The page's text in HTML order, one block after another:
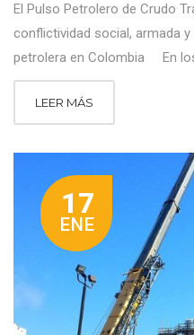
El Pulso Petrolero de Crudo
conflictividad social, armada
petrolera en Colombia En
LEER MÁS
17
ENE